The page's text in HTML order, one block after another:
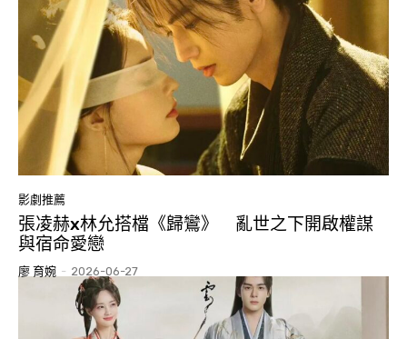
影劇推薦
張凌赫x林允搭檔《歸鸞》 亂世之下開啟權謀
與宿命愛戀
廖 育婉 - 2026-06-27